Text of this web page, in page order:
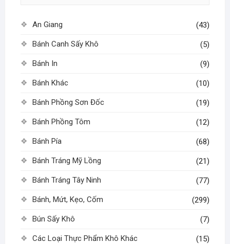
chọn
An Giang (43)
Bánh Canh Sấy Khô (5)
Bánh In (9)
Bánh Khác (10)
Bánh Phồng Sơn Đốc (19)
Bánh Phồng Tôm (12)
Bánh Pía (68)
Bánh Tráng Mỹ Lồng (21)
Bánh Tráng Tây Ninh (77)
Bánh, Mứt, Kẹo, Cốm (299)
Bún Sấy Khô (7)
Các Loại Thực Phẩm Khô Khác (15)